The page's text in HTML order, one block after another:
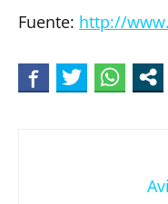
Fuente: http://